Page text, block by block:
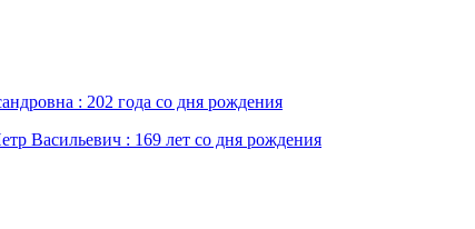
: 202 года со дня рождения
Васильевич : 169 лет со дня рождения